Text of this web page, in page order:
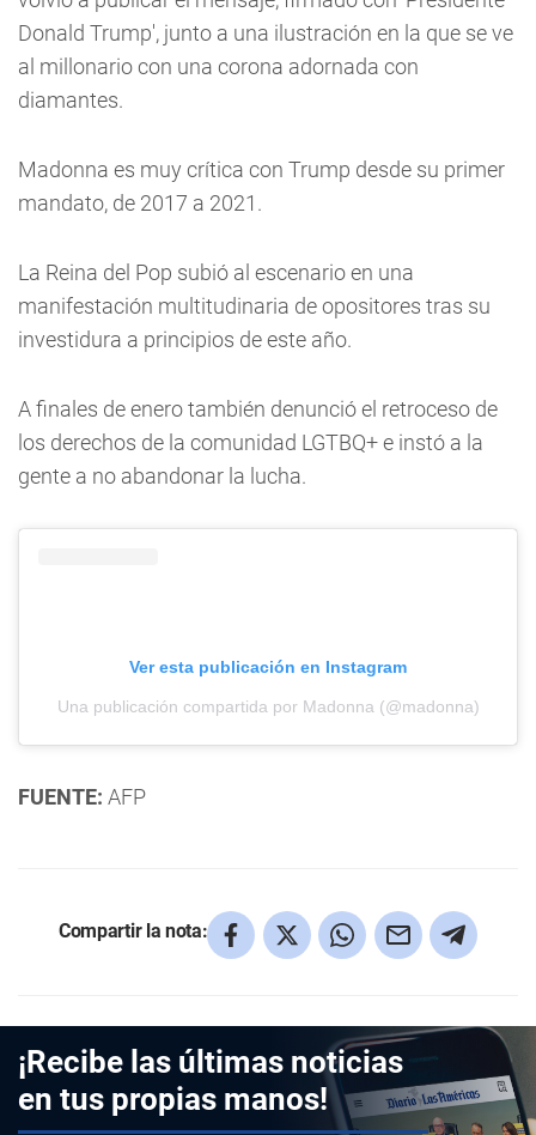
Donald Trump', junto a una ilustración en la que se ve
al millonario con una corona adornada con
diamantes.
Madonna es muy crítica con Trump desde su primer
mandato, de 2017 a 2021.
La Reina del Pop subió al escenario en una
manifestación multitudinaria de opositores tras su
investidura a principios de este año.
A finales de enero también denunció el retroceso de
los derechos de la comunidad LGTBQ+ e instó a la
gente a no abandonar la lucha.
Ver esta publicación en Instagram
Una publicación compartida por Madonna (@madonna)
FUENTE: AFP
Compartir la nota:
¡Recibe las últimas noticias
en tus propias manos!